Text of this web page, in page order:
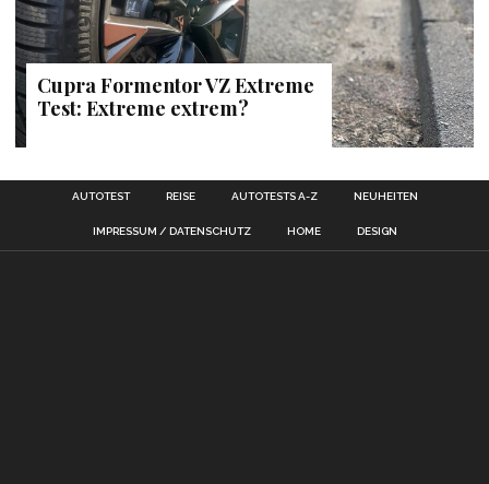
Cupra Formentor VZ Extreme
Test: Extreme extrem?
AUTOTEST REISE AUTOTESTS A-Z NEUHEITEN
IMPRESSUM / DATENSCHUTZ HOME DESIGN